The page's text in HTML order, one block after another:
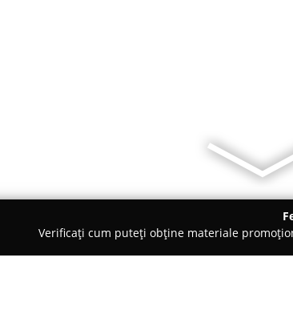
Verificați cum puteți obține materiale